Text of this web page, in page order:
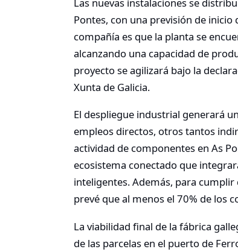
Pontes, con una previsión de inicio
compañía es que la planta se
alcanzando una capacidad de
proyecto se agilizará bajo la
Xunta de Galicia.
El despliegue industrial generará
empleos directos, otros tantos
actividad de componentes en As
ecosistema conectado que
inteligentes. Además, para
prevé que al menos el 70% de los
La viabilidad final de la fábrica
de las parcelas en el puerto de